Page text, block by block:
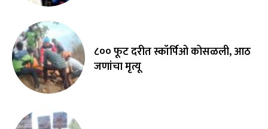
८०० फूट दरीत स्कॉर्पिओ कोसळली, आठ
जणांचा मृत्यू